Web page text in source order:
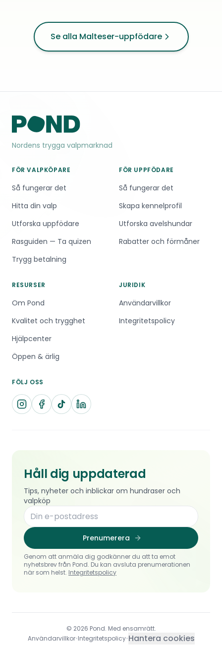
Se alla Malteser-uppfödare
Nordens trygga valpmarknad
FÖR VALPKÖPARE
Så fungerar det
Hitta din valp
Utforska uppfödare
Rasguiden — Ta quizen
Trygg betalning
FÖR UPPFÖDARE
Så fungerar det
Skapa kennelprofil
Utforska avelshundar
Rabatter och förmåner
RESURSER
Om Pond
Kvalitet och trygghet
Hjälpcenter
Öppen & ärlig
JURIDIK
Användarvillkor
Integritetspolicy
FÖLJ OSS
Håll dig uppdaterad
Tips, nyheter och inblickar om hundraser och
valpköp
Prenumerera
Genom att anmäla dig godkänner du att ta emot
nyhetsbrev från Pond. Du kan avsluta prenumerationen
när som helst. Integritetspolicy
© 2026 Pond. Med ensamrätt.
Användarvillkor•Integritetspolicy•Hantera cookies